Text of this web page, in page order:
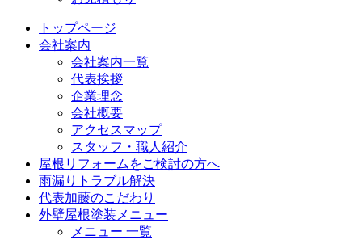
トップページ
会社案内
会社案内一覧
代表挨拶
企業理念
会社概要
アクセスマップ
スタッフ・職人紹介
屋根リフォームをご検討の方へ
雨漏りトラブル解決
代表加藤のこだわり
外壁屋根塗装メニュー
メニュー 一覧